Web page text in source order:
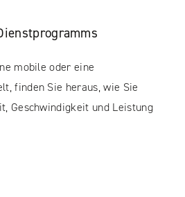
mobile oder eine
finden Sie heraus, wie Sie
Geschwindigkeit und Leistung